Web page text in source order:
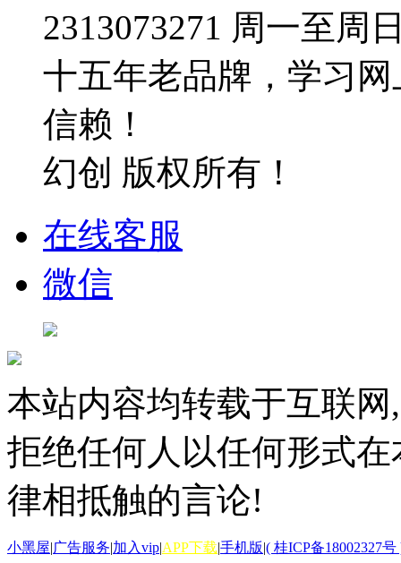
2313073271 周一至周
十五年老品牌，学习
信赖！
幻创 版权所有！
在线客服
微信
本站内容均转载于互联
拒绝任何人以任何形式
律相抵触的言论!
小黑屋|广告服务|加入vip|APP下载|手机版|( 桂ICP备18002327号